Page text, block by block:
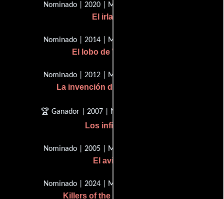
Nominado | 2020 | Mejor Dirección
El irlandés
Nominado | 2014 | Mejor Dirección
El lobo de Wall Street
Nominado | 2012 | Mejor Dirección
La invención de Hugo Cabret
🏆 Ganador | 2007 | Mejor Dirección
Los infiltrados
Nominado | 2005 | Mejor Dirección
El aviador
Nominado | 2024 | Mejor Dirección
Killers of the Flower Moon